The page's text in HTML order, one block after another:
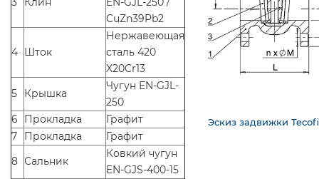
CuZn39Pb2
4 Шток
Нержавеющая
сталь 420
X20Cr13
5
Крышка
Чугун EN-GJL-
250
6
Прокладка
Графит
7
Прокладка
Графит
8 Сальник
Ковкий чугун
EN-GJS-400-15
Эскиз задвижки